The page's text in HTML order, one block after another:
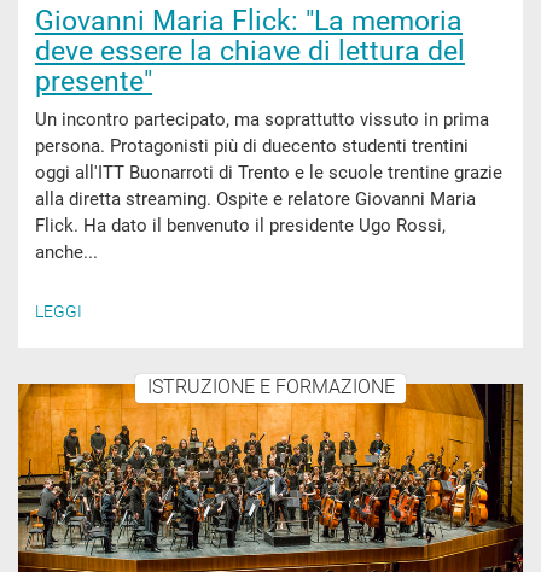
Giovanni Maria Flick: "La memoria
deve essere la chiave di lettura del
presente"
Un incontro partecipato, ma soprattutto vissuto in prima
persona. Protagonisti più di duecento studenti trentini
oggi all'ITT Buonarroti di Trento e le scuole trentine grazie
alla diretta streaming. Ospite e relatore Giovanni Maria
Flick. Ha dato il benvenuto il presidente Ugo Rossi,
anche...
LEGGI
ISTRUZIONE E FORMAZIONE